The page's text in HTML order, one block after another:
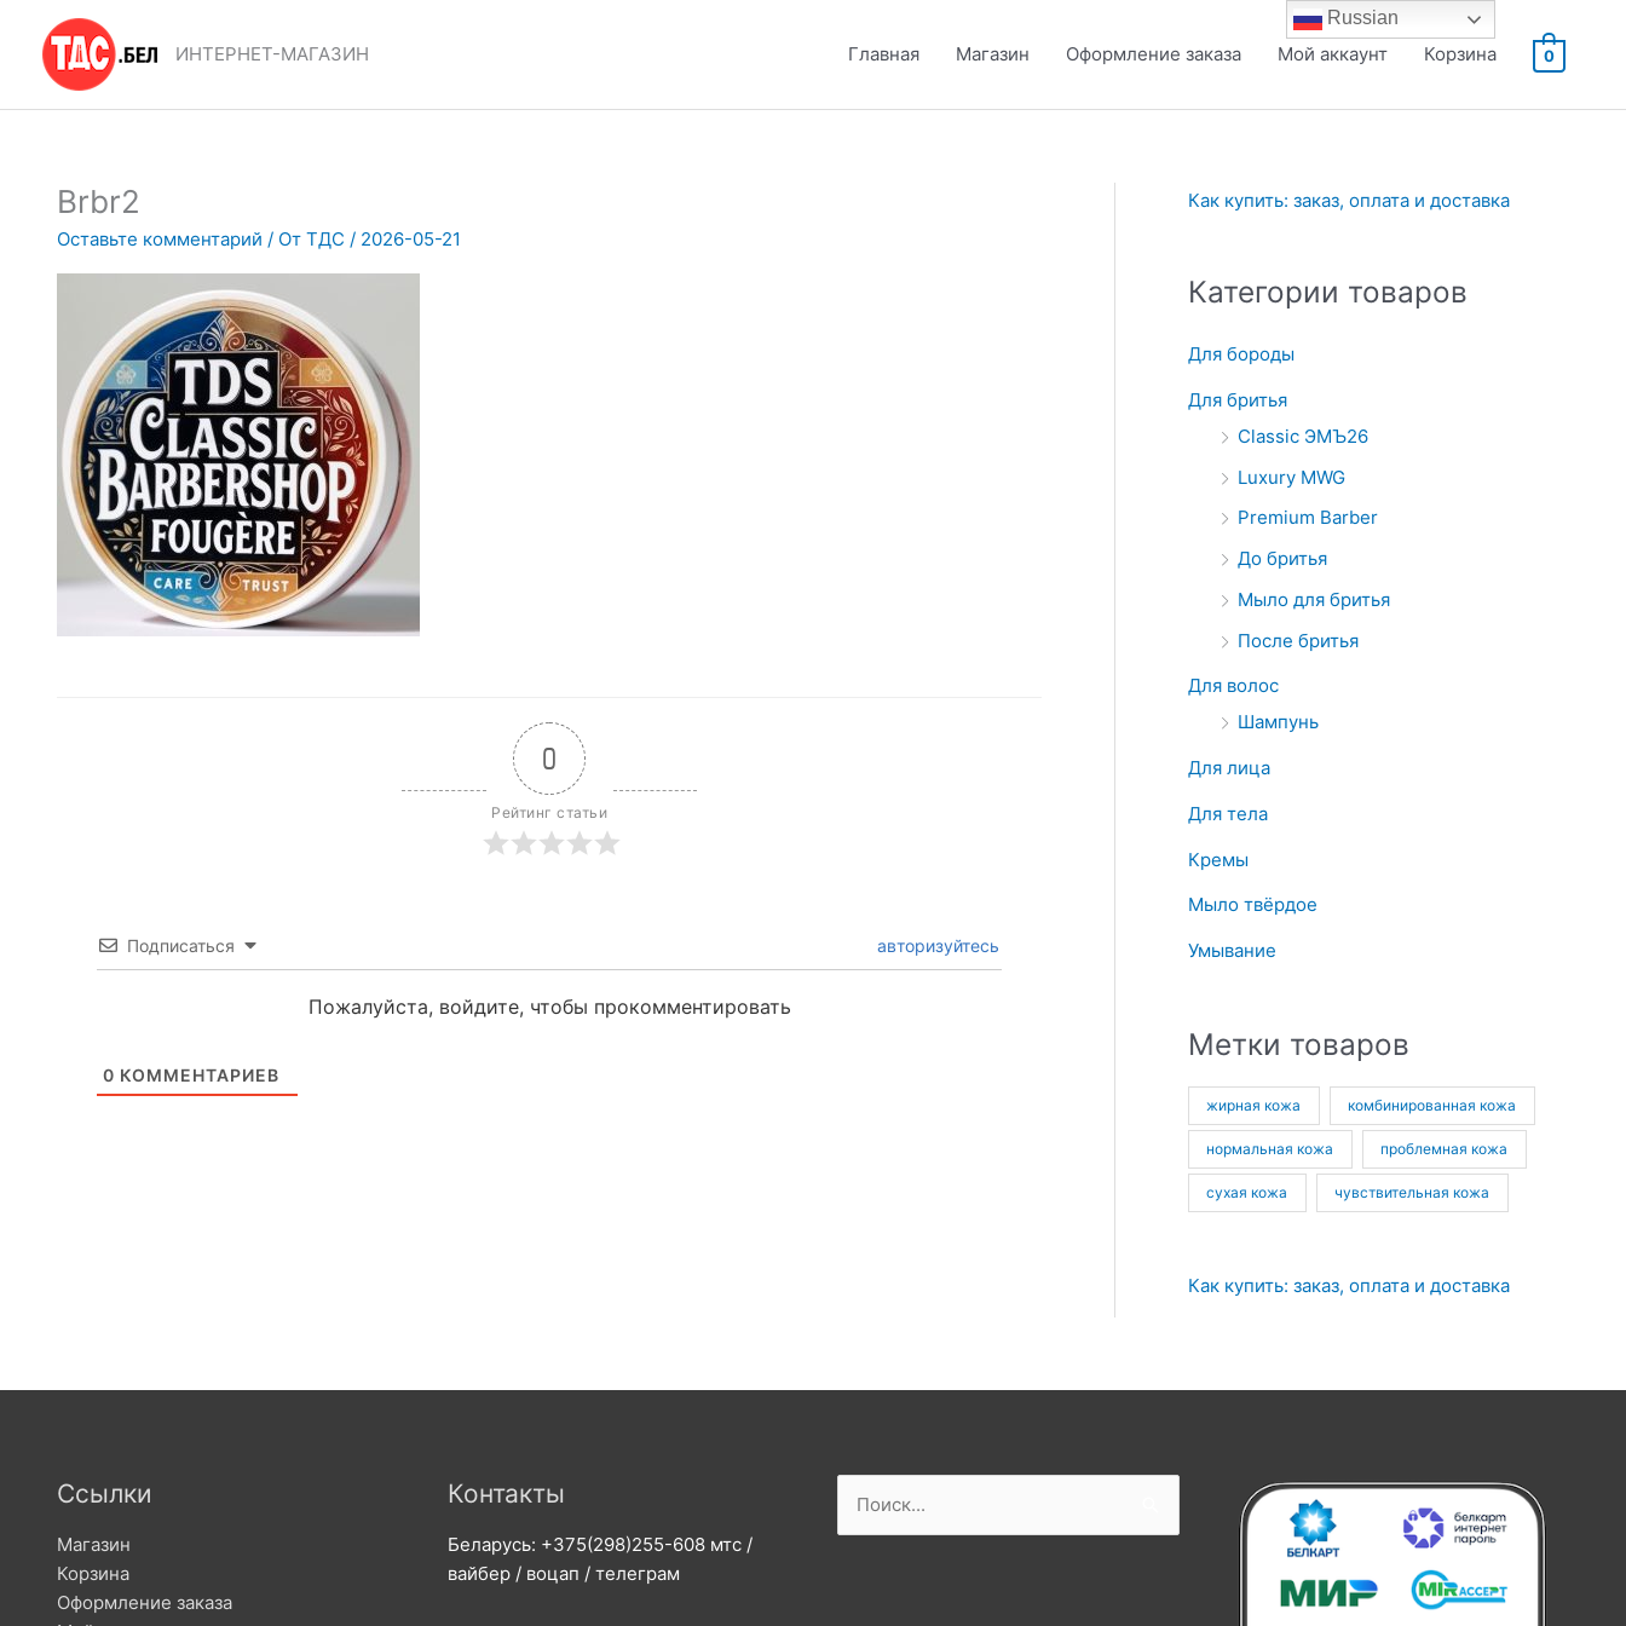
Перейти
содержимому
ИНТЕРНЕТ-МАГАЗИН Главная Магазин Оформление заказа Мой аккаунт Корзина 0
Brbr2
Оставьте комментарий / От ТДС / 2026-05-21
0
Рейтинг статьи
Подписаться авторизуйтесь
Пожалуйста, войдите, чтобы прокомментировать
0 КОММЕНТАРИЕВ
Как купить: заказ, оплата и доставка
Категории товаров
Для бороды
Для бритья
Classic ЭМЪ26
Luxury MWG
Premium Barber
До бритья
Мыло для бритья
После бритья
Для волос
Шампунь
Для лица
Для тела
Кремы
Мыло твёрдое
Умывание
Метки товаров
жирная кожа комбинированная кожа
нормальная кожа проблемная кожа
сухая кожа чувствительная кожа
Как купить: заказ, оплата и доставка
Ссылки
Магазин
Корзина
Оформление заказа
Контакты
Беларусь: +375(298)255-608 мтс /
вайбер / воцап / телеграм
Russian